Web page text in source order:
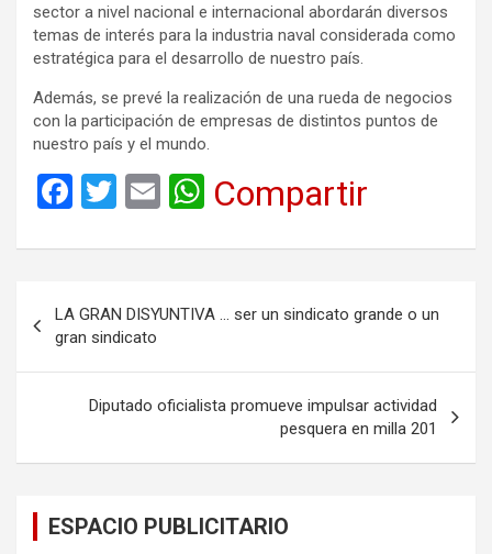
sector a nivel nacional e internacional abordarán diversos
temas de interés para la industria naval considerada como
estratégica para el desarrollo de nuestro país.
Además, se prevé la realización de una rueda de negocios
con la participación de empresas de distintos puntos de
nuestro país y el mundo.
F
ce
b
o
o
k
T
tt
er
E
ail
W
at
s
A
p
p
Compartir
de
entradas
LA GRAN DISYUNTIVA … ser un sindicato grande o un
gran sindicato
Diputado oficialista promueve impulsar actividad
pesquera en milla 201
ESPACIO PUBLICITARIO